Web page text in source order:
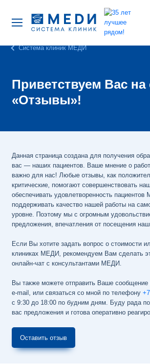
Система клиник МЕДИ
Приветствуем Вас на
«Отзывы»!
Данная страница создана для получения
вас — наших пациентов. Ваше мнение о
важно для нас! Любые отзывы, как
критические, помогают совершенствовать
обеспечивать удовлетворенность
поддерживать качество нашей работы на
уровне. Поэтому мы с огромным
предложения, впечатления от посещения
Если Вы хотите задать вопрос о стоимости
клиниках МЕДИ, рекомендуем Вам сделать
онлайн-чат с консультантами МЕДИ.
Вы также можете отправить Ваше
e-mail , или связаться со мной по телефону
с 9:30 до 18:00 по будним дням. Буду рада
вас предложения и готова оперативно
Оставить отзыв